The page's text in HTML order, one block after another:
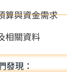
算與資金需求
相關資料
發現：